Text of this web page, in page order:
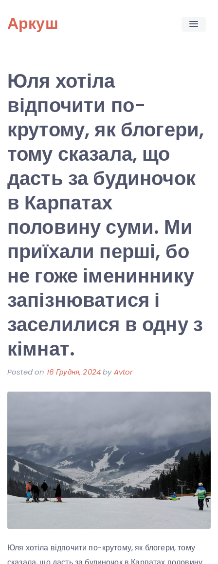
content
Аркуш
Юля хотіла
відпочити по-
крутому, як блогери,
тому сказала, що
дасть за будиночок
в Карпатах
половину суми. Ми
приїхали перші, бо
не гоже імениннику
запізнюватися і
заселилися в одну з
кімнат.
Posted on 16 Грудня, 2024byAvtor
Юля хотіла відпочити по-крутому, як блогери, тому